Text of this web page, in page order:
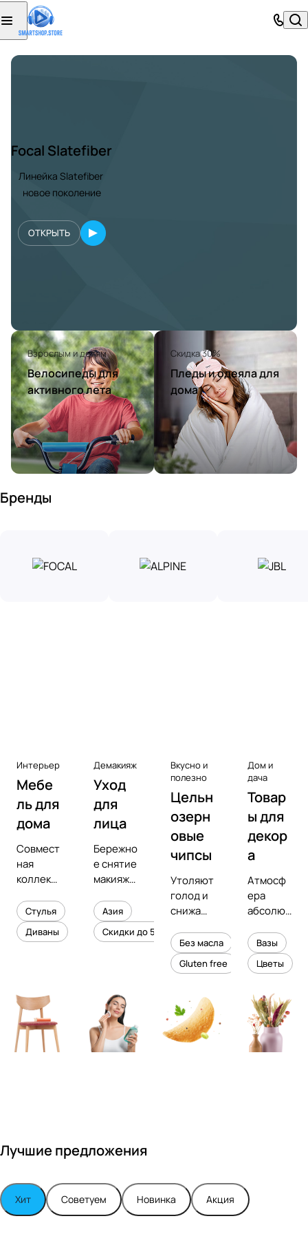
Focal Slatefiber
Линейка Slatefiber
новое поколение
ОТКРЫТЬ
Взрослым и детям
Велосипеды для
активного лета
Скидка 30%
Пледы и одеяла для
дома
Бренды
Интерьер
Мебе
ль для
дома
Совмест
ная
коллекц
предмет
ным
дизайне
Турским
Стулья
Диваны
Демакияж
Уход
для
лица
Бережно
е снятие
макияжа
увлажне
ние
кожи
Азия
Скидки до 50%
Вкусно и
полезно
Цельн
озерн
овые
чипсы
Утоляют
голод и
снижают
холесте
рина
Без масла
Gluten free
Дом и
дача
Товар
ы для
декор
а
Атмосф
ера
абсолют
уюта в
вашем
интерье
Вазы
Цветы
Лучшие предложения
Хит Советуем Новинка Акция